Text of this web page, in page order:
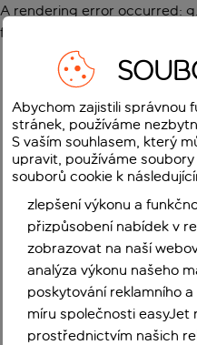
A rendering error occurred:
function
Abychom zajistili správnou
stránek, používáme
S vaším souhlasem, který
upravit, používáme
souborů cookie k
zlepšení výkonu a
přizpůsobení nabídek v
zobrazovat na naší
analýza výkonu našeho
poskytování reklamního
míru společnosti easyJet
prostřednictvím našich